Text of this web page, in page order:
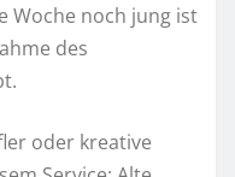
Woche noch jung ist
des
oder kreative